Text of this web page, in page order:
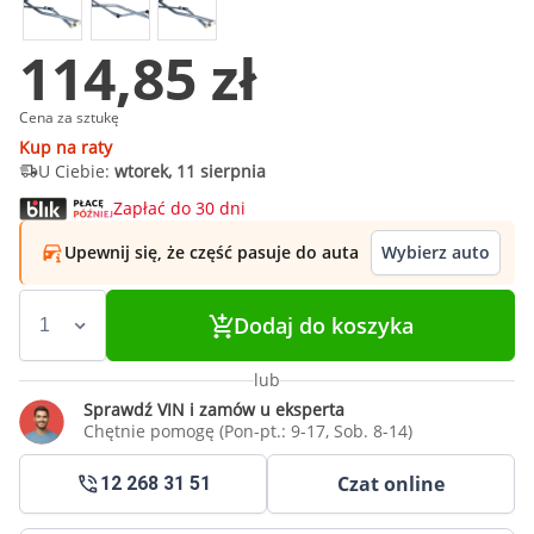
114,85 zł
Cena za sztukę
Kup na raty
U Ciebie: wtorek, 11 sierpnia
Zapłać do 30 dni
Upewnij się, że część pasuje do auta
Wybierz auto
Dodaj do koszyka
lub
Sprawdź VIN i zamów u eksperta
Chętnie pomogę (Pon-pt.: 9-17, Sob. 8-14)
12 268 31 51 Czat online